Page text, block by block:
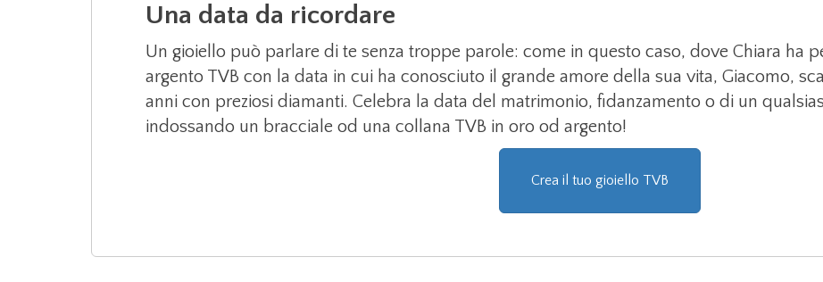
Una data da ricordare
Un gioiello può parlare di te senza troppe parole: come in questo caso, dove Chiara ha
argento TVB con la data in cui ha conosciuto il grande amore della sua vita, Giacomo,
anni con preziosi diamanti. Celebra la data del matrimonio, fidanzamento o di un
indossando un bracciale od una collana TVB in oro od argento!
Crea il tuo gioiello TVB